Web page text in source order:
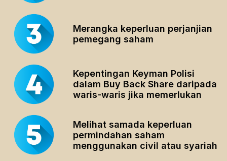
Merangka keperluan perjanjian
pemegang saham
Kepentingan Keyman Polisi
dalam Buy Back Share daripada
waris-waris jika memerlukan
Melihat samada keperluan
permindahan saham
menggunakan civil atau syariah